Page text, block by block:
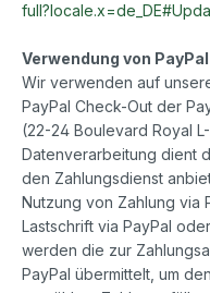
Verwendung von
Wir verwenden auf
PayPal Check-Out der
(22-24 Boulevard Royal
Datenverarbeitung dient
den Zahlungsdienst
Nutzung von Zahlung via
Lastschrift via PayPal
werden die zur
PayPal übermittelt, um